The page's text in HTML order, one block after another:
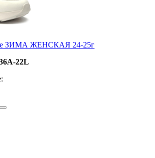
ЗИМА ЖЕНСКАЯ 24-25г
22L